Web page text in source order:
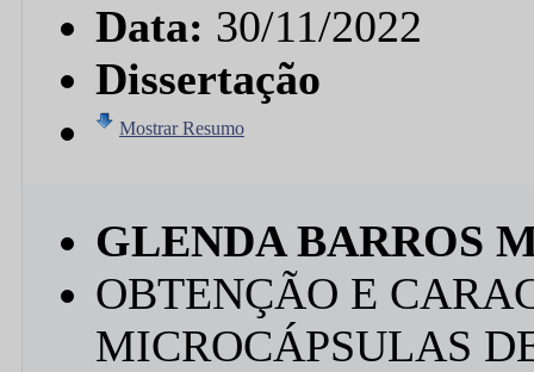
Data: 30/11/2022
Dissertação
Mostrar Resumo
GLENDA BARROS
OBTENÇÃO E
MICROCÁPSULAS